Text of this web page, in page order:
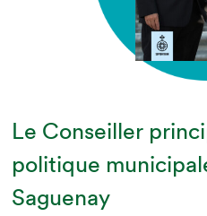
Le Conseiller
politique
Saguenay